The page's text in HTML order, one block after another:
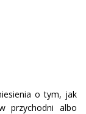
o tym, jak
przychodni albo